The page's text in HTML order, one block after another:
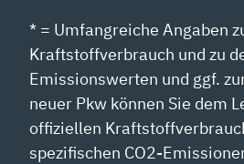
* = Umfangreiche Angaben
Kraftstoffverbrauch und zu
Emissionswerten und ggf.
neuer Pkw können Sie dem
offiziellen
spezifischen CO2-